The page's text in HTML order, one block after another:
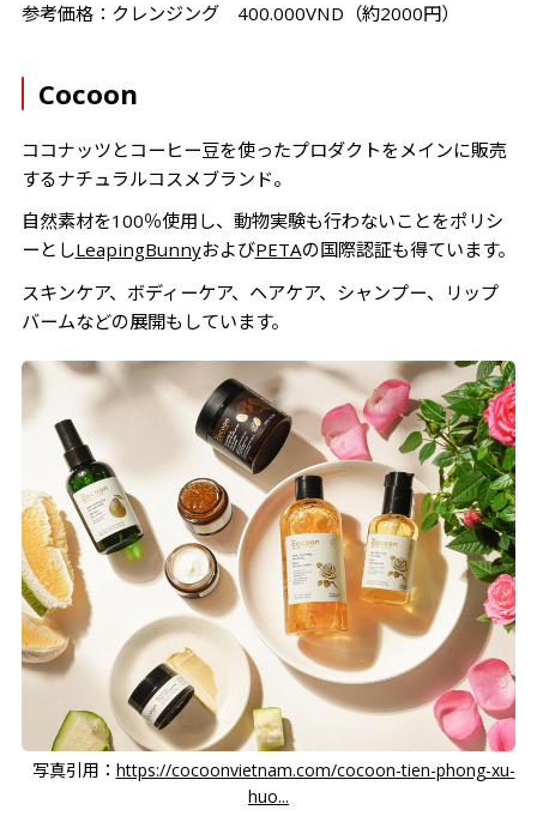
参考価格：クレンジング 400.000VND（約2000円）
Cocoon
ココナッツとコーヒー豆を使ったプロダクトをメインに販売
するナチュラルコスメブランド。
自然素材を100％使用し、動物実験も行わないことをポリシ
ーとしLeapingBunnyおよびPETAの国際認証も得ています。
スキンケア、ボディーケア、ヘアケア、シャンプー、リップ
バームなどの展開もしています。
写真引用： https://cocoonvietnam.com/cocoon-tien-phong-xu-
huo...